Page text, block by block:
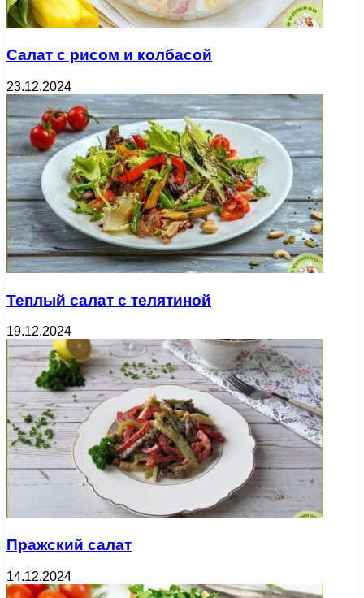
Салат с рисом и колбасой
23.12.2024
Теплый салат с телятиной
19.12.2024
Пражский салат
14.12.2024